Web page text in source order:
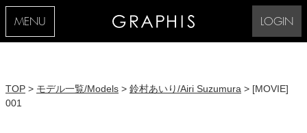
MENU LOGIN
TOP > モデル一覧/Models > 鈴村あいり/Airi Suzumura > [MOVIE]
001